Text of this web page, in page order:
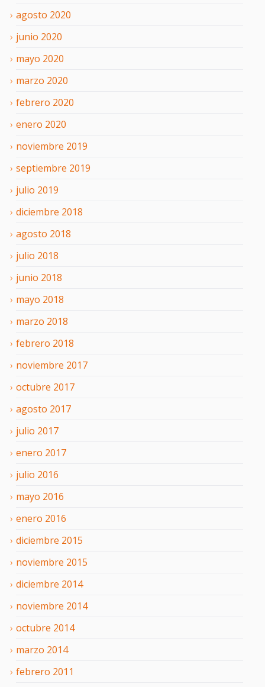
agosto 2020
junio 2020
mayo 2020
marzo 2020
febrero 2020
enero 2020
noviembre 2019
septiembre 2019
julio 2019
diciembre 2018
agosto 2018
julio 2018
junio 2018
mayo 2018
marzo 2018
febrero 2018
noviembre 2017
octubre 2017
agosto 2017
julio 2017
enero 2017
julio 2016
mayo 2016
enero 2016
diciembre 2015
noviembre 2015
diciembre 2014
noviembre 2014
octubre 2014
marzo 2014
febrero 2011